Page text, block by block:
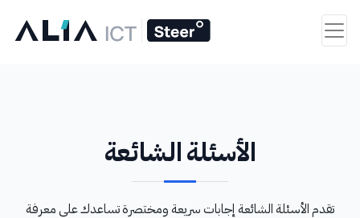
الأسئلة الشائعة
تقدم الأسئلة الشائعة إجابات سريعة ومختصرة تساعدك على معرفة